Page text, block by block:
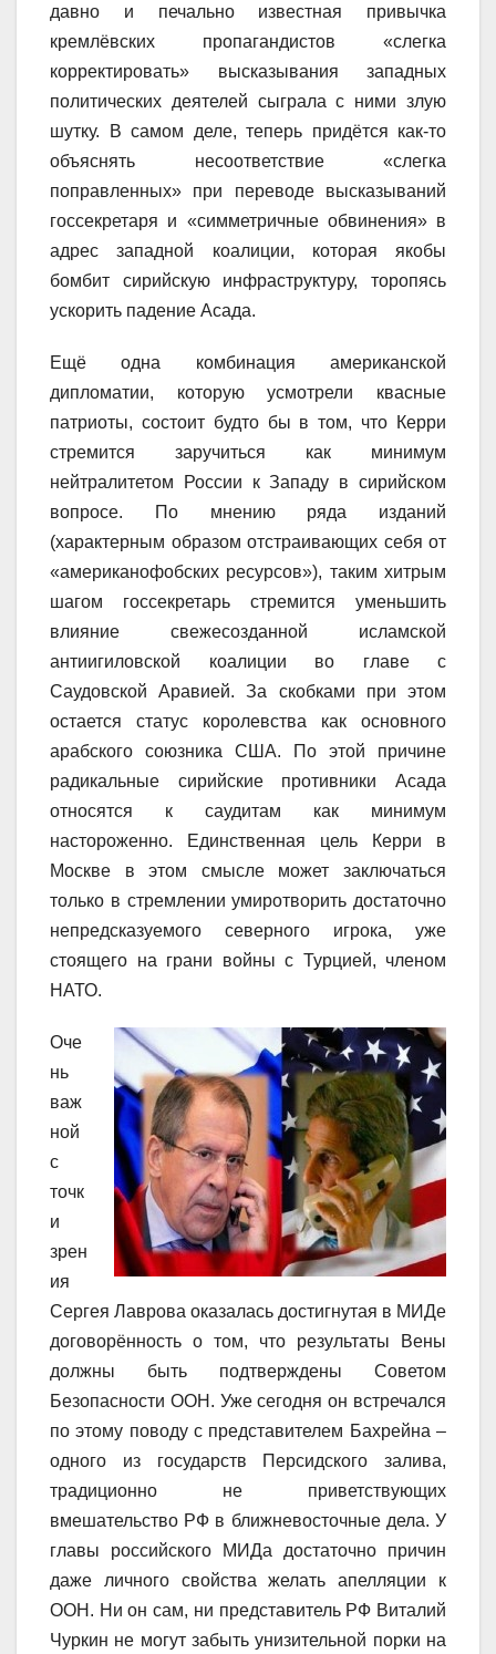
давно и печально известная привычка
кремлёвских пропагандистов «слегка
корректировать» высказывания западных
политических деятелей сыграла с ними злую
шутку. В самом деле, теперь придётся как-то
объяснять несоответствие «слегка
поправленных» при переводе высказываний
госсекретаря и «симметричные обвинения» в
адрес западной коалиции, которая якобы
бомбит сирийскую инфраструктуру, торопясь
ускорить падение Асада.
Ещё одна комбинация американской
дипломатии, которую усмотрели квасные
патриоты, состоит будто бы в том, что Керри
стремится заручиться как минимум
нейтралитетом России к Западу в сирийском
вопросе. По мнению ряда изданий
(характерным образом отстраивающих себя от
«американофобских ресурсов»), таким хитрым
шагом госсекретарь стремится уменьшить
влияние свежесозданной исламской
антиигиловской коалиции во главе с
Саудовской Аравией. За скобками при этом
остается статус королевства как основного
арабского союзника США. По этой причине
радикальные сирийские противники Асада
относятся к саудитам как минимум
настороженно. Единственная цель Керри в
Москве в этом смысле может заключаться
только в стремлении умиротворить достаточно
непредсказуемого северного игрока, уже
стоящего на грани войны с Турцией, членом
НАТО.
Оче
нь
важ
ной
с
точк
и
зрен
ия
Сергея Лаврова оказалась достигнутая в МИДе
договорённость о том, что результаты Вены
должны быть подтверждены Советом
Безопасности ООН. Уже сегодня он встречался
по этому поводу с представителем Бахрейна –
одного из государств Персидского залива,
традиционно не приветствующих
вмешательство РФ в ближневосточные дела. У
главы российского МИДа достаточно причин
даже личного свойства желать апелляции к
ООН. Ни он сам, ни представитель РФ Виталий
Чуркин не могут забыть унизительной порки на